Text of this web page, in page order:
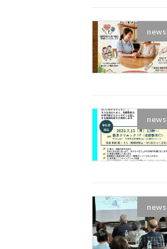
news
news
news